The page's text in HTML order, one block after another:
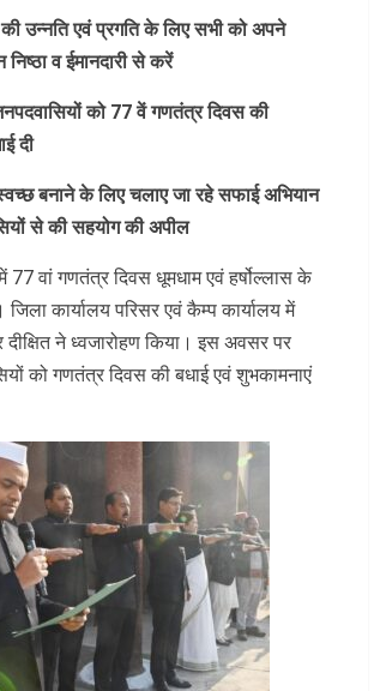
उन्नति एवं प्रगति के लिए सभी को अपने
निष्ठा व ईमानदारी से करें
को 77 वें गणतंत्र दिवस की
दी
बनाने के लिए चलाए जा रहे सफाई अभियान
से की सहयोग की अपील
वां गणतंत्र दिवस धूमधाम एवं हर्षोल्लास के
जिला कार्यालय परिसर एवं कैम्प कार्यालय में
दीक्षित ने ध्वजारोहण किया। इस अवसर पर
को गणतंत्र दिवस की बधाई एवं शुभकामनाएं